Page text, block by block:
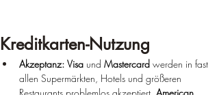
Kreditkarten-Nutzung
Akzeptanz: Visa und Mastercard werden in fast
allen Supermärkten, Hotels und größeren